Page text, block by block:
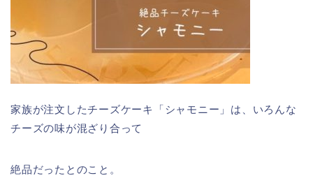
家族が注文したチーズケーキ「シャモニー」は、いろんな
チーズの味が混ざり合って
絶品だったとのこと。